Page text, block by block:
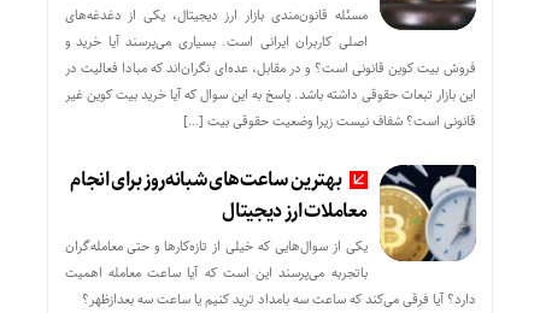
مسئله قانون‌مندی بازار ارز دیجیتال، یکی از دغدغه‌های
اصلی کاربران ایرانی است. بسیاری می‌پرسند آیا خرید و
فروش بیت کوین قانونی است؟ و در مقابل، عده‌ای نگران‌اند که مبادا فعالیت در
این بازار تبعات حقوقی داشته باشد. پاسخ به این سوال که آیا خرید بیت کوین غیر
قانونی است؟ شفاف نیست زیرا وضعیت حقوقی بیت‌ […]
بهترین ساعت‌های شبانه‌روز برای انجام
معاملات ارز دیجیتال
یکی از سوال‌هایی که خیلی از تازه‌کارها و حتی معامله‌گران
باتجربه می‌پرسند این است که آیا ساعت معامله اهمیت
دارد؟ آیا فرقی می‌کند که ساعت سه بامداد ترید کنیم یا ساعت سه بعدازظهر؟